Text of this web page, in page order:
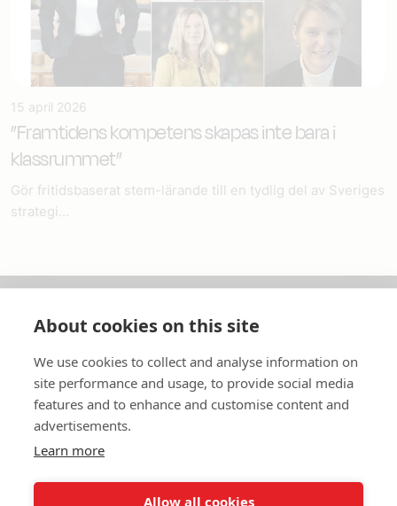
15 april 2026
”Framtidens kompetens skapas inte bara i
klassrummet”
Gör fritidsbaserat stem-lärande till en tydlig del av Sveriges
strategi...
In English
Standardavtal
Snabblänkar
About cookies on this site
We use cookies to collect and analyse information on
site performance and usage, to provide social media
features and to enhance and customise content and
advertisements.
Learn more
Allow all cookies